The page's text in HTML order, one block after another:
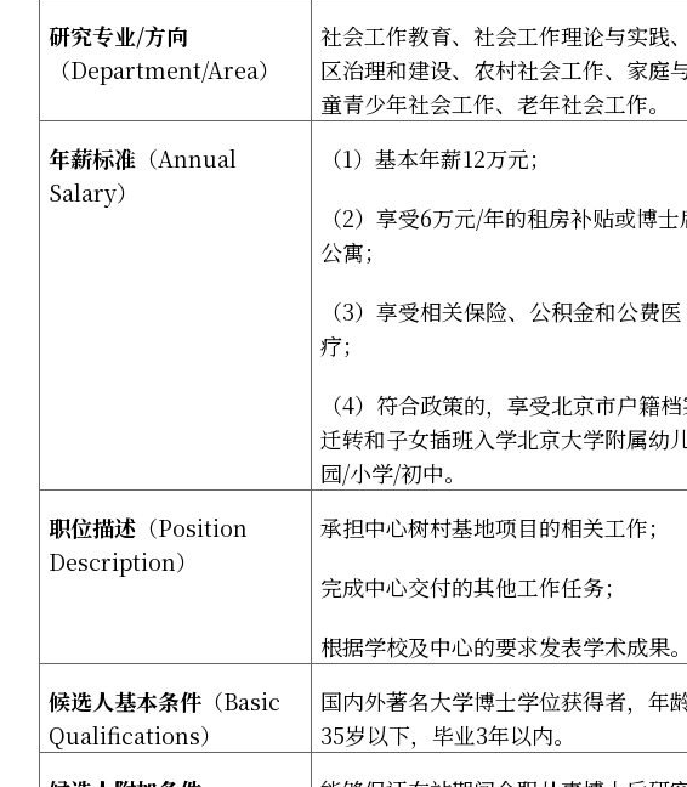
研究专业/方向
（Department/Area）
社会工作教育、社会工作理论与实践
区治理和建设、农村社会工作、家庭
童青少年社会工作、老年社会工作。
年薪标准 （Annual
Salary）
（1）基本年薪12万元；
（2）享受6万元/年的租房补贴或博士
公寓；
（3）享受相关保险、公积金和公费医
疗；
（4）符合政策的，享受北京市户籍
迁转和子女插班入学北京大学附属幼
园/小学/初中。
职位描述 （Position
Description）
承担中心树村基地项目的相关工作；
完成中心交付的其他工作任务；
根据学校及中心的要求发表学术成果。
候选人基本条件 （Basic
Qualifications）
国内外著名大学博士学位获得者，年
35岁以下，毕业3年以内。